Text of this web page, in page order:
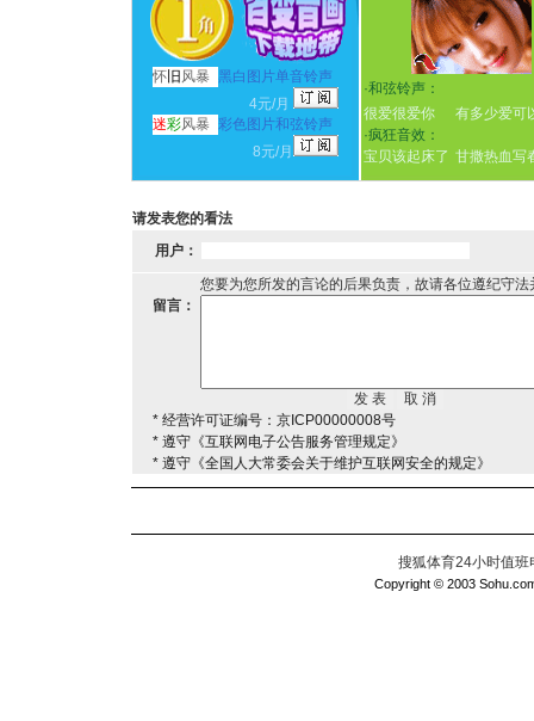
怀 旧 风暴
黑白图片单音铃声
4元/月
迷彩风暴 彩色图片和弦铃声
8元/月
·和弦铃声：
很爱很爱你
有多少爱可
·疯狂音效：
宝贝该起床了 甘撒热血写
请发表您的看法
用户：
您要为您所发的言论的后果负责，故请各位遵纪守
留言：
* 经营许可证编号：京ICP00000008号
* 遵守《互联网电子公告服务管理规定》
* 遵守《全国人大常委会关于维护互联网安全的规定》
搜狐体育24小时值
Copyright © 2003